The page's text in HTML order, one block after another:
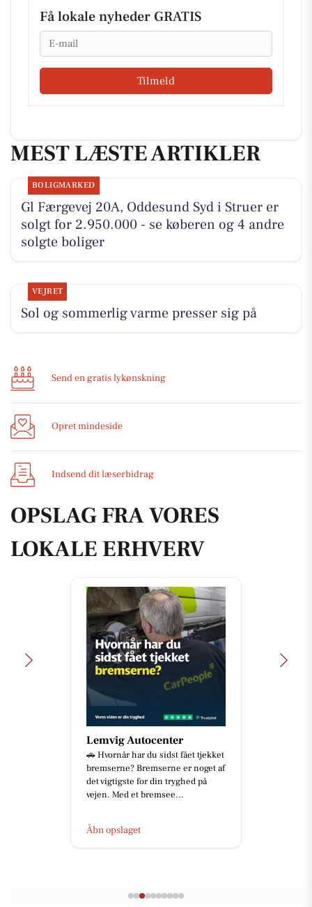
Få lokale nyheder GRATIS
Email
Tilmeld
MEST LÆSTE ARTIKLER
BOLIGMARKED
Gl Færgevej 20A, Oddesund Syd i Struer er
solgt for 2.950.000 - se køberen og 4 andre
solgte boliger
VEJRET
Sol og sommerlig varme presser sig på
Send en gratis lykønskning
Opret mindeside
Indsend dit læserbidrag
OPSLAG FRA VORES
LOKALE ERHVERV
Lemvig Autocenter
🚗 Hvornår har du sidst fået tjekket
bremserne? Bremserne er noget af
det vigtigste for din tryghed på
vejen. Med et bremsee...
Åbn opslaget